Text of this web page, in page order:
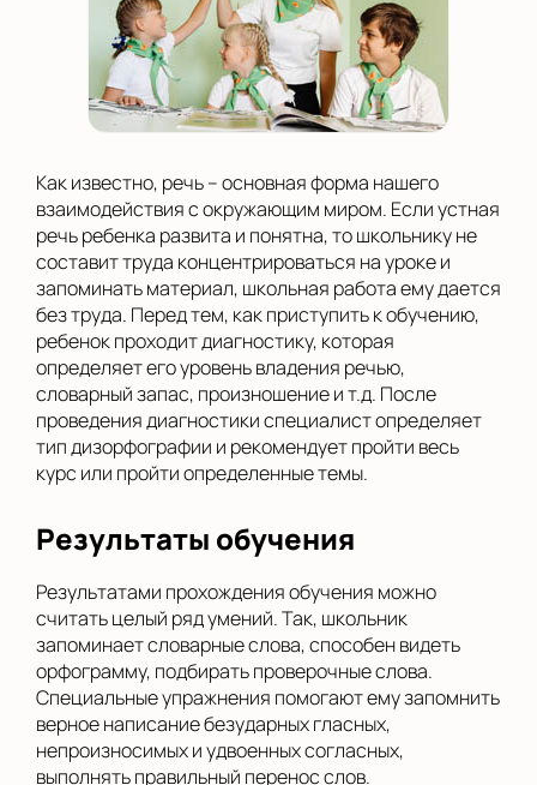
Как известно, речь – основная форма нашего
взаимодействия с окружающим миром. Если устная
речь ребенка развита и понятна, то школьнику не
составит труда концентрироваться на уроке и
запоминать материал, школьная работа ему дается
без труда. Перед тем, как приступить к обучению,
ребенок проходит диагностику, которая
определяет его уровень владения речью,
словарный запас, произношение и т.д. После
проведения диагностики специалист определяет
тип дизорфографии и рекомендует пройти весь
курс или пройти определенные темы.
Результаты обучения
Результатами прохождения обучения можно
считать целый ряд умений. Так, школьник
запоминает словарные слова, способен видеть
орфограмму, подбирать проверочные слова.
Специальные упражнения помогают ему запомнить
верное написание безударных гласных,
непроизносимых и удвоенных согласных,
выполнять правильный перенос слов.